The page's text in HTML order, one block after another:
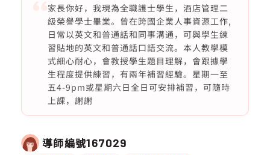
家長你好，我現為全職護士學生，酒店管理二
級榮譽學士畢業。曾在跨國企業人事資源工作,
日常以英文和普通話和同事溝通，可與學生練
習貼地的英文和普通話口語交流。本人教學模
式細心耐心，會教授學生題目理解，會跟據學
生程度提供練習，有兩年補習經驗。星期一至
五4-9pm或星期六日全日可安排補習，可隨時
上課，謝謝
導師編號167029